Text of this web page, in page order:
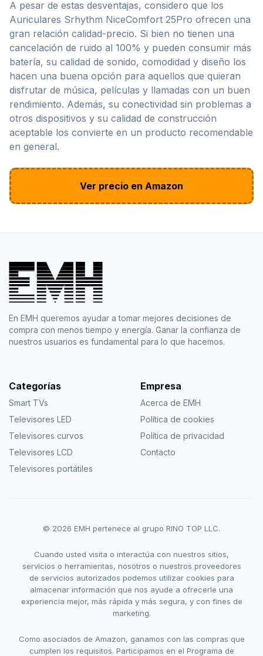
A pesar de estas desventajas, considero que los
Auriculares Srhythm NiceComfort 25Pro ofrecen una
gran relación calidad-precio. Si bien no tienen una
cancelación de ruido al 100% y pueden consumir más
batería, su calidad de sonido, comodidad y diseño los
hacen una buena opción para aquellos que quieran
disfrutar de música, películas y llamadas con un buen
rendimiento. Además, su conectividad sin problemas a
otros dispositivos y su calidad de construcción
aceptable los convierte en un producto recomendable
en general.
Ver precio en Amazon
En EMH queremos ayudar a tomar mejores decisiones de
compra con menos tiempo y energía. Ganar la confianza de
nuestros usuarios es fundamental para lo que hacemos.
Categorías
Smart TVs
Televisores LED
Televisores curvos
Televisores LCD
Televisores portátiles
Empresa
Acerca de EMH
Política de cookies
Política de privacidad
Contacto
© 2026 EMH pertenece al grupo RINO TOP LLC.
Cuando usted visita o interactúa con nuestros sitios,
servicios o herramientas, nosotros o nuestros proveedores
de servicios autorizados podemos utilizar cookies para
almacenar información que nos ayude a ofrecerle una
experiencia mejor, más rápida y más segura, y con fines de
marketing.
Como asociados de Amazon, ganamos con las compras que
cumplen los requisitos. Participamos en el Programa de